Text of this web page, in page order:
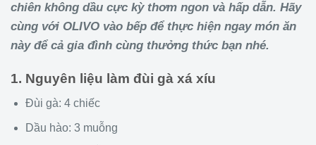
chiên không dầu cực kỳ thơm ngon và hấp dẫn. Hãy
cùng với OLIVO vào bếp để thực hiện ngay món ăn
này để cả gia đình cùng thưởng thức bạn nhé.
1. Nguyên liệu làm đùi gà xá xíu
Đùi gà: 4 chiếc
Dầu hào: 3 muỗng